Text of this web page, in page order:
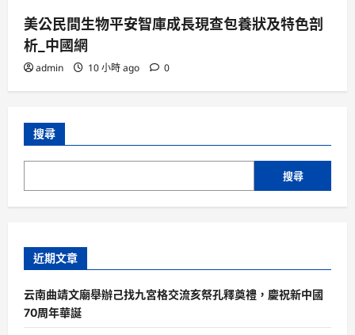
美公民間生物平安智庫成長現查包養狀及特色剖
析_中國網
admin 10 小時 ago 0
搜尋
搜尋
近期文章
云南曲靖文廟舉辦己找九宮格交流亥祭孔釋奠禮，慶祝新中國
70周年華誕